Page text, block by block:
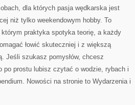
dla których pasja wędkarska jest
niż tylko weekendowym hobby. To
którym praktyka spotyka teorię, a każdy
łowić skuteczniej i z większą
Jeśli szukasz pomysłów, chcesz
po prostu lubisz czytać o wodzie, rybach i
Nowości na stronie to Wydarzenia i